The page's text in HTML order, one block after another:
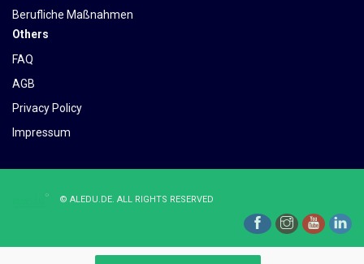
Berufliche Maßnahmen
Others
FAQ
AGB
Privacy Policy
Impressum
© ALEDU.DE. ALL RIGHTS RESERVED